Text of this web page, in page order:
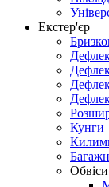
Екстер'єр
Кунги
Обвіси